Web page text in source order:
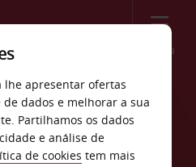
Menu
New
lhe apresentar ofertas
dados e melhorar a sua
Partilhamos os dados
e análise de
de cookies tem mais